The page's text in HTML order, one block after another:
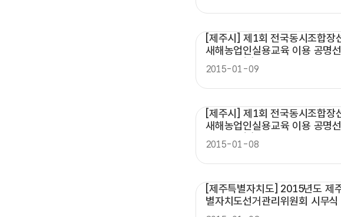
[제주시] 제1회 전국동시조합장
새해농업인실용교육 이용 공명
홍보할동(3)
2015-01-09
[제주시] 제1회 전국동시조합장
새해농업인실용교육 이용 공명
홍보활동(2)
2015-01-08
[제주특별자치도] 2015년도 제
별자치도선거관리위원회 시무식